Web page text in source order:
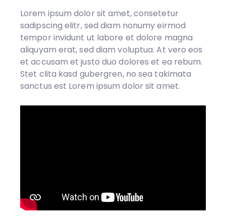
Lorem ipsum dolor sit amet, consetetur
sadipscing elitr, sed diam nonumy eirmod
tempor invidunt ut labore et dolore magna
aliquyam erat, sed diam voluptua. At vero eos
et accusam et justo duo dolores et ea rebum.
Stet clita kasd gubergren, no sea takimata
sanctus est Lorem ipsum dolor sit amet.